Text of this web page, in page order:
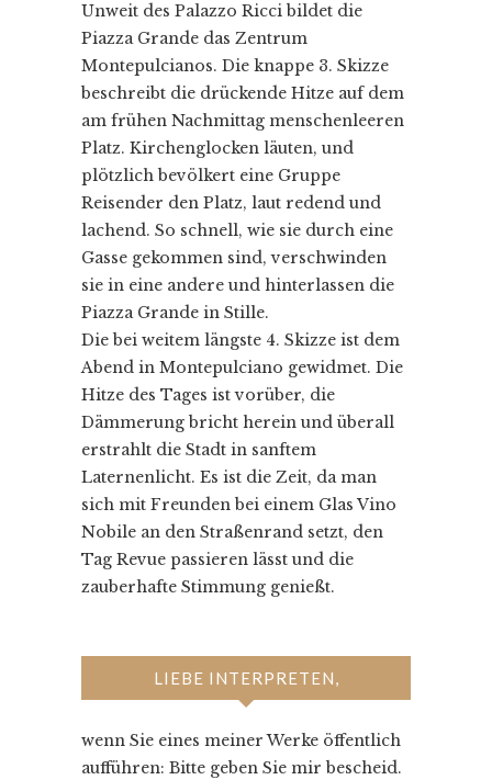
Unweit des Palazzo Ricci bildet die
Piazza Grande das Zentrum
Montepulcianos. Die knappe 3. Skizze
beschreibt die drückende Hitze auf dem
am frühen Nachmittag menschenleeren
Platz. Kirchenglocken läuten, und
plötzlich bevölkert eine Gruppe
Reisender den Platz, laut redend und
lachend. So schnell, wie sie durch eine
Gasse gekommen sind, verschwinden
sie in eine andere und hinterlassen die
Piazza Grande in Stille.
Die bei weitem längste 4. Skizze ist dem
Abend in Montepulciano gewidmet. Die
Hitze des Tages ist vorüber, die
Dämmerung bricht herein und überall
erstrahlt die Stadt in sanftem
Laternenlicht. Es ist die Zeit, da man
sich mit Freunden bei einem Glas Vino
Nobile an den Straßenrand setzt, den
Tag Revue passieren lässt und die
zauberhafte Stimmung genießt.
LIEBE INTERPRETEN,
wenn Sie eines meiner Werke öffentlich
aufführen: Bitte geben Sie mir bescheid.